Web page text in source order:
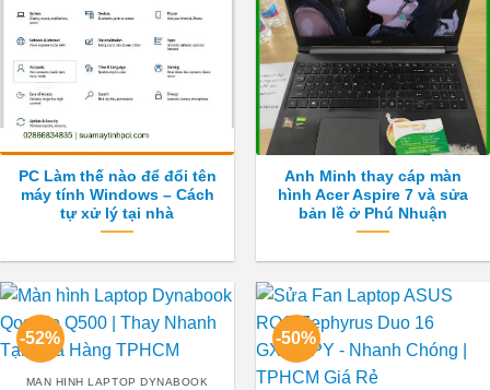
PC Làm thế nào để đổi tên
máy tính Windows – Cách
tự xử lý tại nhà
Anh Minh thay cáp màn
hình Acer Aspire 7 và sửa
bản lề ở Phú Nhuận
-52%
MAN HINH LAPTOP DYNABOOK
-50%